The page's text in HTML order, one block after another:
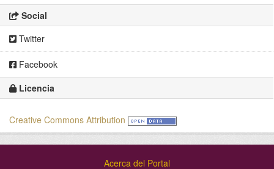
Social
Twitter
Facebook
Licencia
Creative Commons Attribution
Acerca del Portal